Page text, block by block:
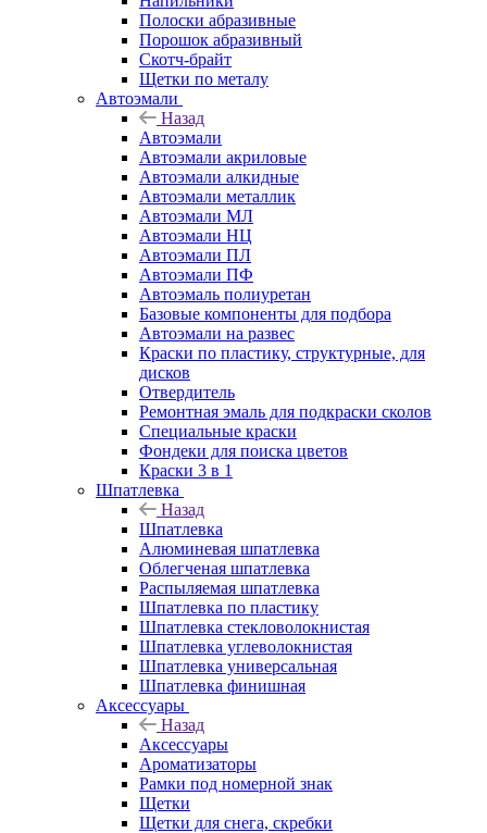
Полоски абразивные
Порошок абразивный
Скотч-брайт
Щетки по металу
Автоэмали
Назад
Автоэмали
Автоэмали акриловые
Автоэмали алкидные
Автоэмали металлик
Автоэмали МЛ
Автоэмали НЦ
Автоэмали ПЛ
Автоэмали ПФ
Автоэмаль полиуретан
Базовые компоненты для подбора
Автоэмали на развес
Краски по пластику, структурные, для
дисков
Отвердитель
Ремонтная эмаль для подкраски сколов
Специальные краски
Фондеки для поиска цветов
Краски 3 в 1
Шпатлевка
Назад
Шпатлевка
Алюминевая шпатлевка
Облегченая шпатлевка
Распыляемая шпатлевка
Шпатлевка по пластику
Шпатлевка стекловолокнистая
Шпатлевка углеволокнистая
Шпатлевка универсальная
Шпатлевка финишная
Аксессуары
Назад
Аксессуары
Ароматизаторы
Рамки под номерной знак
Щетки
Щетки для снега, скребки